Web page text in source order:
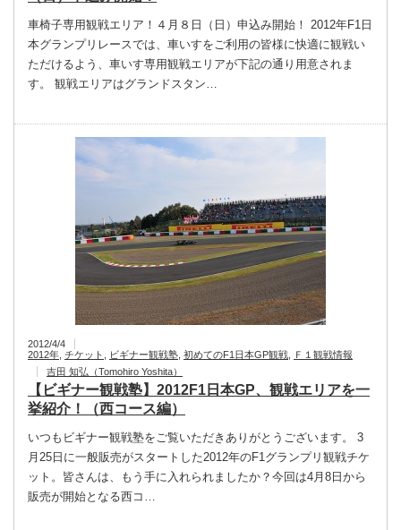
車椅子専用観戦エリア！４月８日（日）申込み開始！ 2012年F1日
本グランプリレースでは、車いすをご利用の皆様に快適に観戦い
ただけるよう、車いす専用観戦エリアが下記の通り用意されま
す。 観戦エリアはグランドスタン…
2012/4/4
2012年 チケット ビギナー観戦塾 初めてのF1日本GP観戦
Ｆ１観戦情報
吉田 知弘（Tomohiro Yoshita）
【ビギナー観戦塾】2012F1日本GP、観戦エリアを一
挙紹介！（西コース編）
いつもビギナー観戦塾をご覧いただきありがとうございます。 3
月25日に一般販売がスタートした2012年のF1グランプリ観戦チケ
ット。皆さんは、もう手に入れられましたか？今回は4月8日から
販売が開始となる西コ…